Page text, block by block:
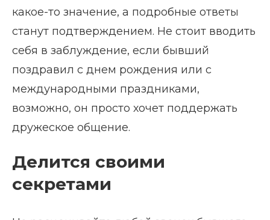
какое-то значение, а подробные ответы
станут подтверждением. Не стоит вводить
себя в заблуждение, если бывший
поздравил с днем рождения или с
международными праздниками,
возможно, он просто хочет поддержать
дружеское общение.
Делится своими
секретами